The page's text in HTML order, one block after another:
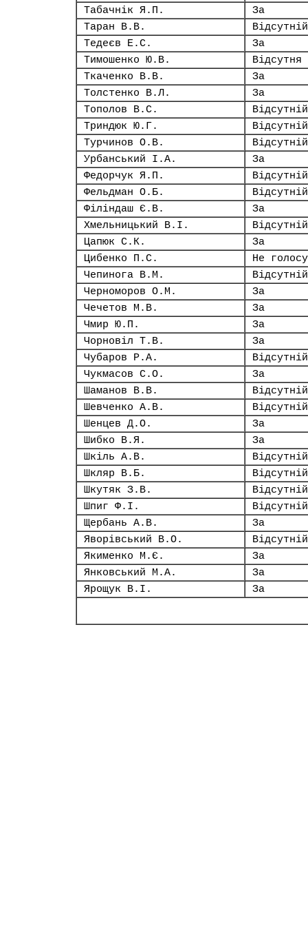
Табачнік Я.П.
За
Таран В.В.
Відсутній
Тедеєв Е.С.
За
Тимошенко Ю.В.
Відсутня
Ткаченко В.В.
За
Толстенко В.Л.
За
Тополов В.С.
Відсутній
Триндюк Ю.Г.
Відсутній
Турчинов О.В.
Відсутній
Урбанський І.А.
За
Федорчук Я.П.
Відсутній
Фельдман О.Б.
Відсутній
Філіндаш Є.В.
За
Хмельницький В.І.
Відсутній
Цапюк С.К.
За
Цибенко П.С.
Не
Чепинога В.М.
Відсутній
Черноморов О.М.
За
Чечетов М.В.
За
Чмир Ю.П.
За
Чорновіл Т.В.
За
Чубаров Р.А.
Відсутній
Чукмасов С.О.
За
Шаманов В.В.
Відсутній
Шевченко А.В.
Відсутній
Шенцев Д.О.
За
Шибко В.Я.
За
Шкіль А.В.
Відсутній
Шкляр В.Б.
Відсутній
Шкутяк З.В.
Відсутній
Шпиг Ф.І.
Відсутній
Щербань А.В.
За
Яворівський В.О.
Відсутній
Якименко М.Є.
За
Янковський М.А.
За
Ярощук В.І.
За